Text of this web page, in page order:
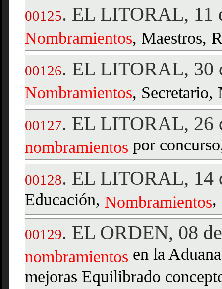
00125. EL LITORAL, 11
Nombramientos, Maestros,
00126. EL LITORAL, 30
Nombramientos, Secretario,
00127. EL LITORAL, 26
nombramientos por
00128. EL LITORAL, 14
Educación, Nombramientos,
00129. EL ORDEN, 08
nombramientos en la
mejoras Equilibrado